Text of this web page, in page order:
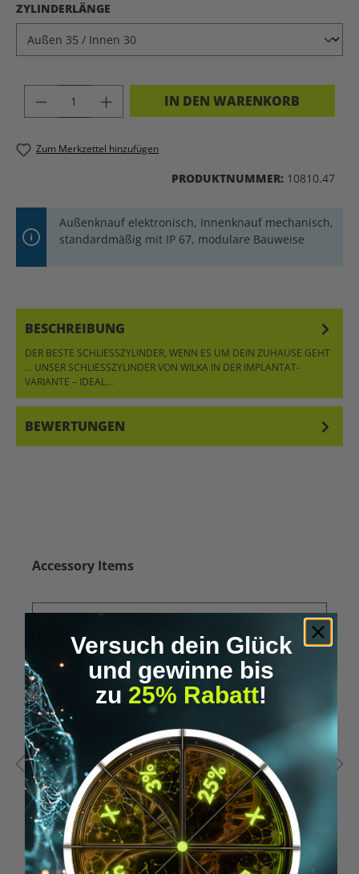
ZYLINDERLÄNGE
PRODUKT ANZAHL: GIB DEN
IN DEN WARENKORB
Zum Merkzettel hinzufügen
PRODUKTNUMMER: 10810.47
Außenknauf elektronisch, Innenknauf mechanisch,
standardmäßig mit IP 67, modulare Bauweise
BESCHREIBUNG
DER BESTE SCHLIESSZYLINDER, WENN ES UM DEIN ZUHAUSE GEHT …
UNSER SCHLIESSZYLINDER VON WILKA IN DER IMPLANTAT-VA
RIANTE – IDEAL…
BEWERTUNGEN
Produktgalerie überspringen
Accessory Items
Versuch dein Glück
und gewinne bis
zu 25% Rabatt!